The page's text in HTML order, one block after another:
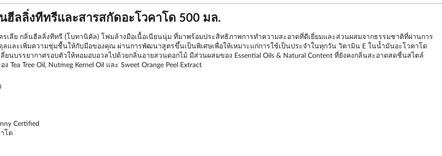
ฮีลลิ่งทีทรีและสารสกัดอะโวคาโด 500 มล.
ลีย กลิ่นฮีลลิ่งทีทรี (โบทานิคัล) โฟมล้างมือเนื้อเนียนนุ่ม ที่มาพร้อมประสิทธิภาพการทำความสะอาดที่ดีเยี่ยมและส่วนผสมจากธรรมชาติที่ผ่านการ
และเพิ่มความชุ่มชื้นให้กับมือของคุณ ผ่านการพัฒนาสูตรขึ้นเป็นพิเศษเพื่อให้เหมาะแก่การใช้เป็นประจำในทุกวัน วิตามิน E ในน้ำมันอะโวคาโด
บรรยากาศรอบตัวให้หอมอบอวลไปด้วยกลิ่นอายสวนดอกไม้ มีส่วนผสมของ Essential Oils & Natural Content ที่ยังคงกลิ่นสะอาดสดชื่นสไตล์
Tree Oil, Nutmeg Kernel Oil และ Sweet Orange Peel Extract
Certified
โด